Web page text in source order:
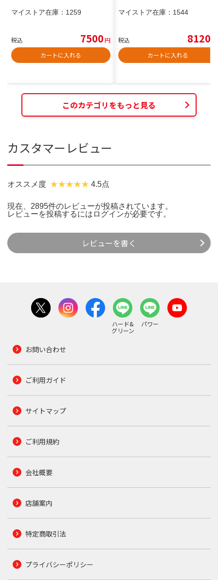
マイストア在庫： 1259
税込 7500円
カートに入れる
マイストア在庫： 1544
税込 8120
カートに入れる
このカテゴリをもっと見る
カスタマーレビュー
オススメ度 4.5点
現在、2895件のレビューが投稿されています。
レビューを投稿するには ログインが必要です。
レビューを書く
ハード&
グリーン
パワー
お問い合わせ
ご利用ガイド
サイトマップ
ご利用規約
会社概要
店舗案内
特定商取引法
プライバシーポリシー